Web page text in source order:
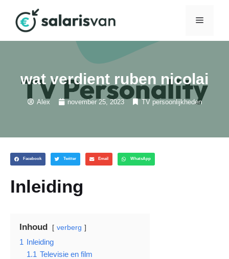
wat verdient ruben nicolai
Alex november 25, 2023 TV persoonlijkheden
Facebook Twitter Email WhatsApp
Inleiding
Inhoud verberg
1 Inleiding
1.1 Televisie en film